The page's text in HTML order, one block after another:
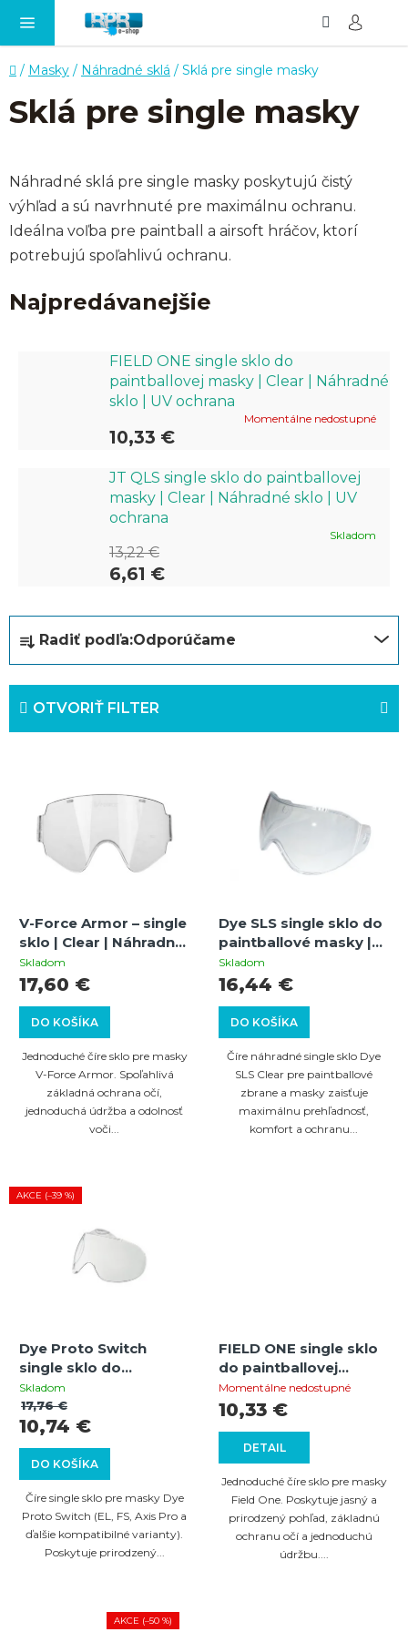
Domov
/ Masky / Náhradné sklá / Sklá pre single masky
Sklá pre single masky
Náhradné sklá pre single masky poskytujú čistý
výhľad a sú navrhnuté pre maximálnu ochranu.
Ideálna voľba pre paintball a airsoft hráčov, ktorí
potrebujú spoľahlivú ochranu.
Najpredávanejšie
FIELD ONE single sklo do
paintballovej masky | Clear | Náhradné
sklo | UV ochrana
Momentálne nedostupné
10,33 €
JT QLS single sklo do paintballovej
masky | Clear | Náhradné sklo | UV
ochrana
Skladom
6,61 €
13,22 €
d
e
u
k
Radiť podľa:Odporúčame
OTVORIŤ FILTER
o
d
V-Force Armor – single
sklo | Clear | Náhradné
sklo | Odolné voči
poškriabaniu
Skladom
DO KOŠÍKA
17,60 €
Jednoduché číre sklo pre masky
V-Force Armor. Spoľahlivá
základná ochrana očí,
jednoduchá údržba a odolnosť
voči...
Dye SLS single sklo do
paintballové masky |
Clear | Náhradní sklo |
UV ochrana
Skladom
DO KOŠÍKA
16,44 €
Číre náhradné single sklo Dye
SLS Clear pre paintballové
zbrane a masky zaisťuje
maximálnu prehľadnosť,
komfort a ochranu...
AKCE (–39 %)
Dye Proto Switch
single sklo do
paintballovej masky |
Clear | Náhradné sklo |
UV ochrana
Skladom
DO KOŠÍKA
10,74 €
17,76 €
Číre single sklo pre masky Dye
Proto Switch (EL, FS, Axis Pro a
ďalšie kompatibilné varianty).
Poskytuje prirodzený...
FIELD ONE single sklo
do paintballovej
masky | Clear |
Náhradné sklo | UV
ochrana
Momentálne nedostupné
DETAIL
10,33 €
Jednoduché číre sklo pre masky
Field One. Poskytuje jasný a
prirodzený pohľad, základnú
ochranu očí a jednoduchú
údržbu....
AKCE (–50 %)